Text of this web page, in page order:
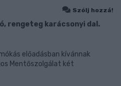
Szólj hozzá!
rengeteg karácsonyi dal.
előadásban kívánnak
Mentőszolgálat két